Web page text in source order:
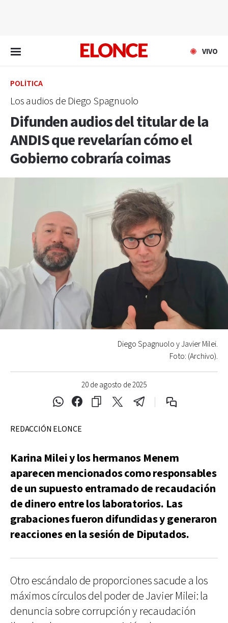
VIVO
POLÍTICA
Los audios de Diego Spagnuolo
Difunden audios del titular de la
ANDIS que revelarían cómo el
Gobierno cobraría coimas
20 de agosto de 2025
Diego Spagnuolo y Javier Milei.
Foto: (Archivo).
REDACCIÓN ELONCE
Karina Milei y los hermanos Menem
aparecen mencionados como responsables
de un supuesto entramado de recaudación
de dinero entre los laboratorios. Las
grabaciones fueron difundidas y generaron
reacciones en la sesión de Diputados.
Otro escándalo de proporciones sacude a los
máximos círculos del poder de Javier Milei: la
denuncia sobre corrupción y recaudación